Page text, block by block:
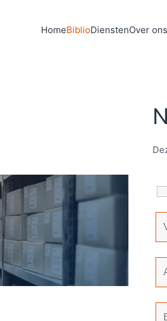
HomeBiblioDienstenOver ons